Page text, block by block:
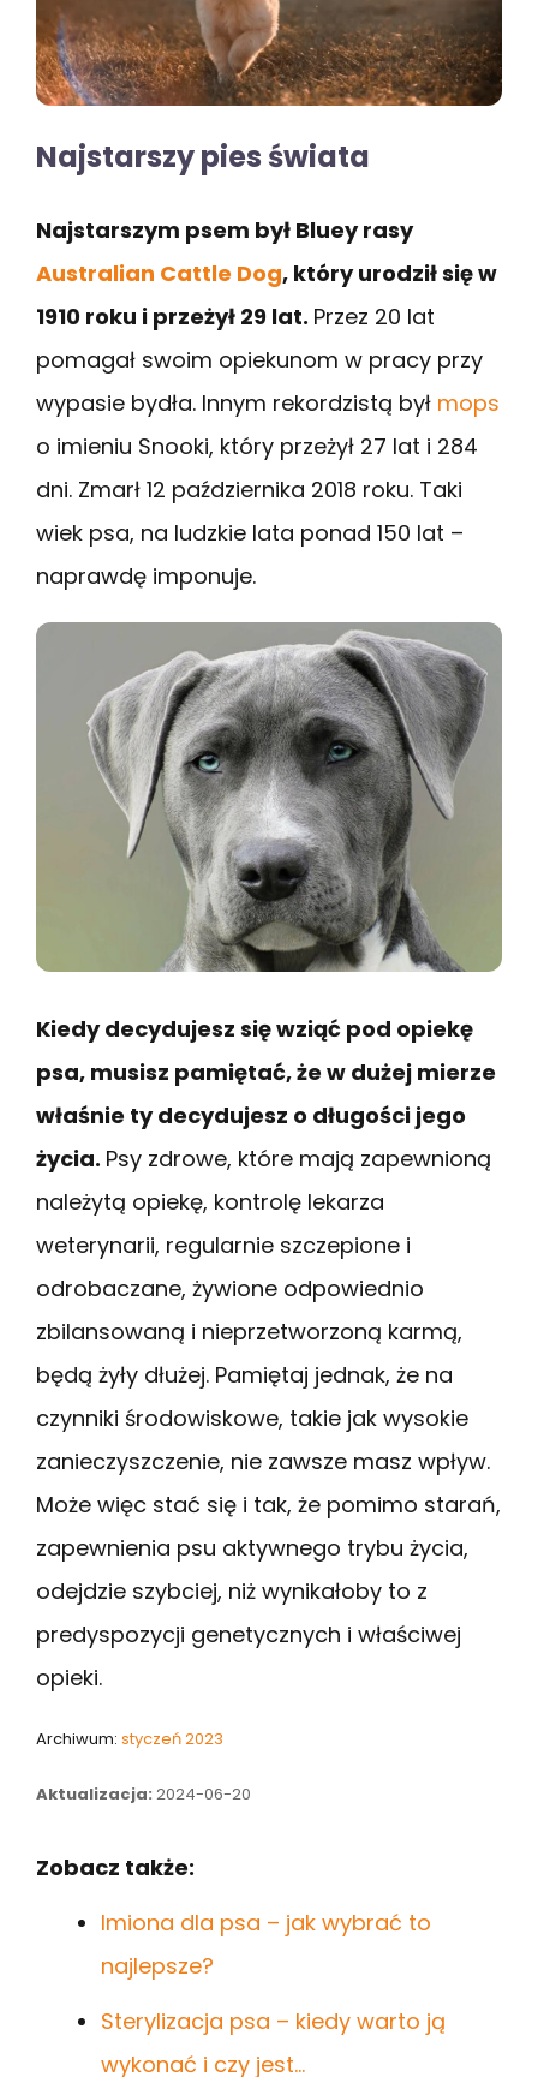
Najstarszy pies świata
Najstarszym psem był Bluey rasy
Australian Cattle Dog, który urodził się w
1910 roku i przeżył 29 lat. Przez 20 lat
pomagał swoim opiekunom w pracy przy
wypasie bydła. Innym rekordzistą był mops
o imieniu Snooki, który przeżył 27 lat i 284
dni. Zmarł 12 października 2018 roku. Taki
wiek psa, na ludzkie lata ponad 150 lat –
naprawdę imponuje.
Kiedy decydujesz się wziąć pod opiekę
psa, musisz pamiętać, że w dużej mierze
właśnie ty decydujesz o długości jego
życia. Psy zdrowe, które mają zapewnioną
należytą opiekę, kontrolę lekarza
weterynarii, regularnie szczepione i
odrobaczane, żywione odpowiednio
zbilansowaną i nieprzetworzoną karmą,
będą żyły dłużej. Pamiętaj jednak, że na
czynniki środowiskowe, takie jak wysokie
zanieczyszczenie, nie zawsze masz wpływ.
Może więc stać się i tak, że pomimo starań,
zapewnienia psu aktywnego trybu życia,
odejdzie szybciej, niż wynikałoby to z
predyspozycji genetycznych i właściwej
opieki.
Archiwum: styczeń 2023
Aktualizacja: 2024-06-20
Zobacz także:
Imiona dla psa – jak wybrać to
najlepsze?
Sterylizacja psa – kiedy warto ją
wykonać i czy jest…